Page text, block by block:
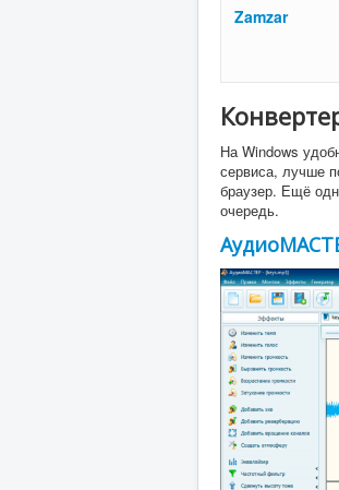
Zamzar
На Windows
сервиса, лучше
браузер. Ещё
очередь.